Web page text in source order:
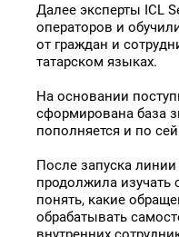
Далее эксперты ICL
операторов и
от граждан и
татарском языках.
На основании
сформирована база
пополняется и по
После запуска
продолжила изучать
понять, какие
обрабатывать